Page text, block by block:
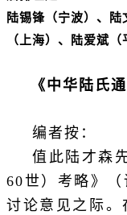
陆锡锋（宁波）、
（上海）、陆爱斌
《中华陆氏
编者按：
值此陆才森
60世）考略》
讨论意见之际。